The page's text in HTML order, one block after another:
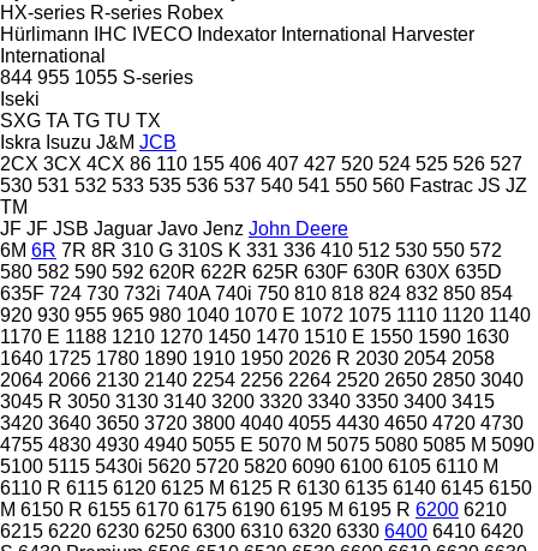
HX-series R-series Robex
Hürlimann
IHC IVECO Indexator International Harvester
International
844 955 1055 S-series
Iseki
SXG TA TG TU TX
Iskra Isuzu J&M JCB
2CX 3CX 4CX 86 110 155 406 407 427 520 524 525 526 527
530 531 532 533 535 536 537 540 541 550 560 Fastrac JS JZ
TM
JF JF JSB Jaguar Javo Jenz John Deere
6M 6R 7R 8R 310 G 310S K 331 336 410 512 530 550 572
580 582 590 592 620R 622R 625R 630F 630R 630X 635D
635F 724 730 732i 740A 740i 750 810 818 824 832 850 854
920 930 955 965 980 1040 1070 E 1072 1075 1110 1120 1140
1170 E 1188 1210 1270 1450 1470 1510 E 1550 1590 1630
1640 1725 1780 1890 1910 1950 2026 R 2030 2054 2058
2064 2066 2130 2140 2254 2256 2264 2520 2650 2850 3040
3045 R 3050 3130 3140 3200 3320 3340 3350 3400 3415
3420 3640 3650 3720 3800 4040 4055 4430 4650 4720 4730
4755 4830 4930 4940 5055 E 5070 M 5075 5080 5085 M 5090
5100 5115 5430i 5620 5720 5820 6090 6100 6105 6110 M
6110 R 6115 6120 6125 M 6125 R 6130 6135 6140 6145 6150
M 6150 R 6155 6170 6175 6190 6195 M 6195 R 6200 6210
6215 6220 6230 6250 6300 6310 6320 6330 6400 6410 6420